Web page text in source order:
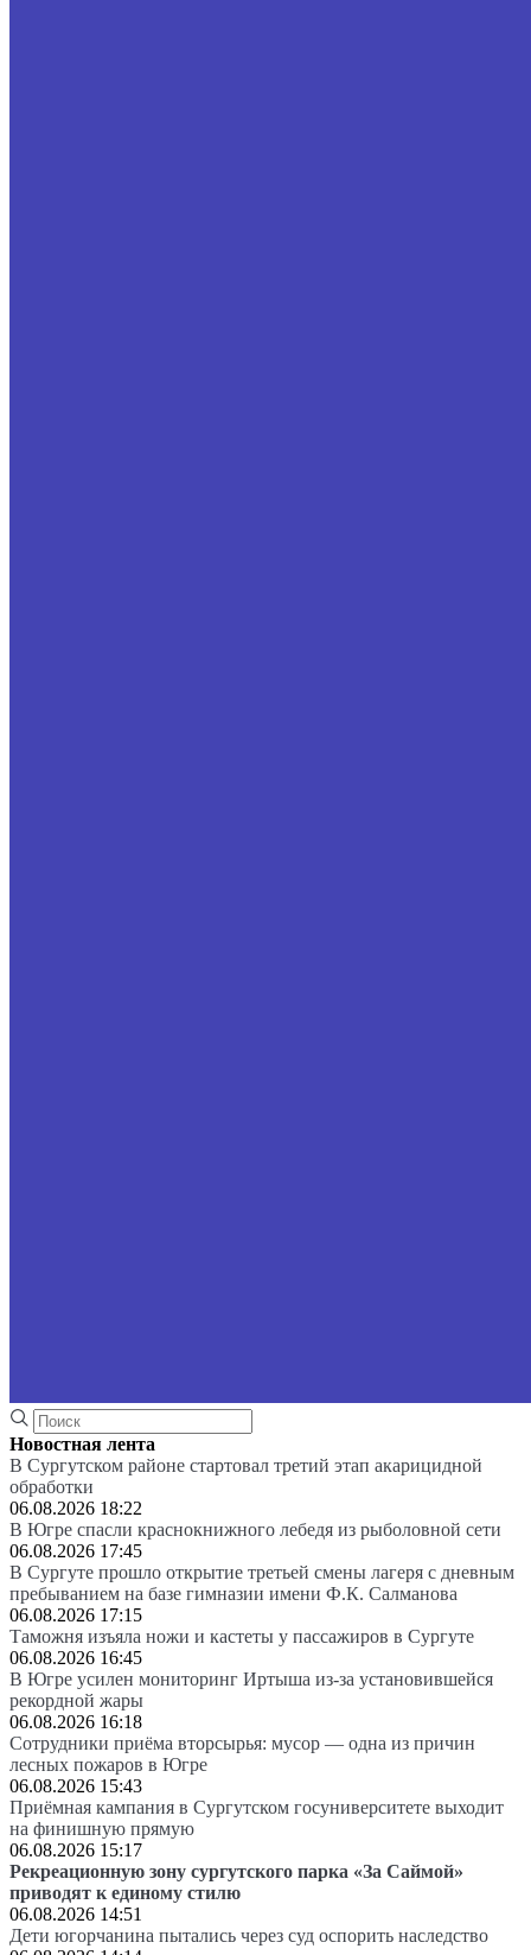
Новостная лента
В Сургутском районе стартовал третий этап акарицидной
обработки
06.08.2026 18:22
В Югре спасли краснокнижного лебедя из рыболовной сети
06.08.2026 17:45
В Сургуте прошло открытие третьей смены лагеря с дневным
пребыванием на базе гимназии имени Ф.К. Салманова
06.08.2026 17:15
Таможня изъяла ножи и кастеты у пассажиров в Сургуте
06.08.2026 16:45
В Югре усилен мониторинг Иртыша из-за установившейся
рекордной жары
06.08.2026 16:18
Сотрудники приёма вторсырья: мусор — одна из причин
лесных пожаров в Югре
06.08.2026 15:43
Приёмная кампания в Сургутском госуниверситете выходит
на финишную прямую
06.08.2026 15:17
Рекреационную зону сургутского парка «За Саймой»
приводят к единому стилю
06.08.2026 14:51
Дети югорчанина пытались через суд оспорить наследство